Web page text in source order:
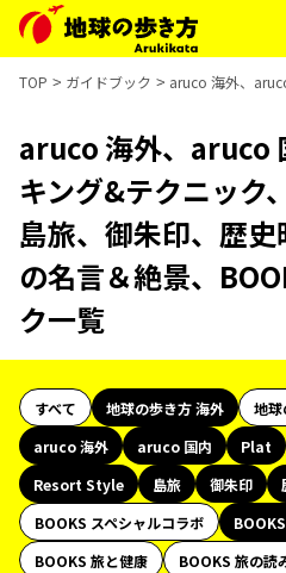
TOP ガイドブック aruco 海外、
aruco 海外、aruco
キング&テクニック
島旅、御朱印、歴史
の名言＆絶景、
ク一覧
すべて 地球の歩き方 海外
地球
aruco 海外
aruco 国内 Plat
Resort Style
島旅 御朱印
BOOKS スペシャルコラボ
BOOKS 旅と健康
BOOKS 旅の読